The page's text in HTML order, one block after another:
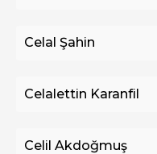
Celal Şahin
Celalettin Karanfil
Celil Akdoğmuş